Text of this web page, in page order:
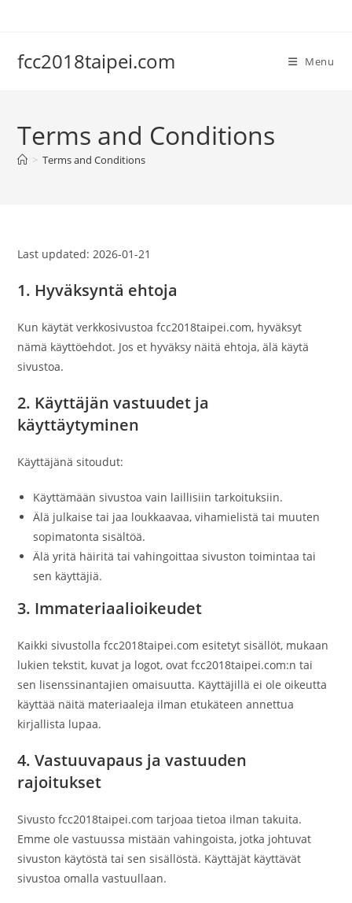
fcc2018taipei.com Menu
Terms and Conditions
> Terms and Conditions
Last updated: 2026-01-21
1. Hyväksyntä ehtoja
Kun käytät verkkosivustoa fcc2018taipei.com, hyväksyt
nämä käyttöehdot. Jos et hyväksy näitä ehtoja, älä käytä
sivustoa.
2. Käyttäjän vastuudet ja
käyttäytyminen
Käyttäjänä sitoudut:
Käyttämään sivustoa vain laillisiin tarkoituksiin.
Älä julkaise tai jaa loukkaavaa, vihamielistä tai muuten
sopimatonta sisältöä.
Älä yritä häiritä tai vahingoittaa sivuston toimintaa tai
sen käyttäjiä.
3. Immateriaalioikeudet
Kaikki sivustolla fcc2018taipei.com esitetyt sisällöt, mukaan
lukien tekstit, kuvat ja logot, ovat fcc2018taipei.com:n tai
sen lisenssinantajien omaisuutta. Käyttäjillä ei ole oikeutta
käyttää näitä materiaaleja ilman etukäteen annettua
kirjallista lupaa.
4. Vastuuvapaus ja vastuuden
rajoitukset
Sivusto fcc2018taipei.com tarjoaa tietoa ilman takuita.
Emme ole vastuussa mistään vahingoista, jotka johtuvat
sivuston käytöstä tai sen sisällöstä. Käyttäjät käyttävät
sivustoa omalla vastuullaan.